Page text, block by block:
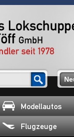
Modellautos
Flugzeuge